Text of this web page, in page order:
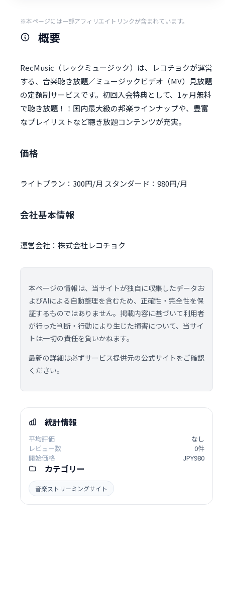
※本ページには一部アフィリエイトリンクが含まれています。
概要
RecMusic（レックミュージック）は、レコチョクが運営
する、音楽聴き放題／ミュージックビデオ（MV）見放題
の定額制サービスです。初回入会特典として、1ヶ月無料
で聴き放題！！国内最大級の邦楽ラインナップや、豊富
なプレイリストなど聴き放題コンテンツが充実。
価格
ライトプラン：300円/月 スタンダード：980円/月
会社基本情報
運営会社：株式会社レコチョク
本ページの情報は、当サイトが独自に収集したデータお
よびAIによる自動整理を含むため、正確性・完全性を保
証するものではありません。掲載内容に基づいて利用者
が行った判断・行動により生じた損害について、当サイ
トは一切の責任を負いかねます。
最新の詳細は必ずサービス提供元の公式サイトをご確認
ください。
統計情報
平均評価
なし
レビュー数
0件
開始価格
JPY980
カテゴリー
音楽ストリーミングサイト